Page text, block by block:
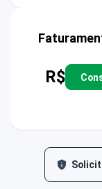
R$